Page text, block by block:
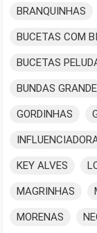
BRANQUINHAS
BUCETAS COM
BUCETAS
BUNDAS
GORDINHAS
KEY ALVES
MAGRINHAS
MORENAS